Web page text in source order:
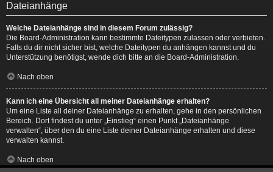
Dateianhänge
Welche Dateianhänge sind in diesem Forum zulässig?
Die Board-Administration kann bestimmte Dateitypen zulassen oder verbieten.
Falls du dir nicht sicher bist, welche Dateitypen du anhängen kannst und du
Unterstützung benötigst, wende dich bitte an die Board-Administration.
Nach oben
Kann ich eine Übersicht all meiner Dateianhänge erhalten?
Um eine Liste all deiner Dateianhänge zu erhalten, gehe in den persönlichen
Bereich. Dort findest du unter „Einstieg“ einen Punkt „Dateianhänge
verwalten“, über den du eine Liste deiner Dateianhänge erhalten und diese
verwalten kannst.
Nach oben